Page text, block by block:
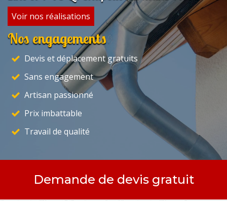
Voir nos réalisations
Nos engagements
Devis et déplacement gratuits
Sans engagement
Artisan passionné
Prix imbattable
Travail de qualité
Demande de devis gratuit